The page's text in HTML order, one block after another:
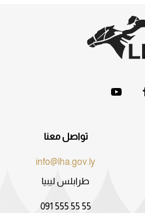
تواصل معنا
info@lha.gov.ly
طرابلس ليبيا
091 555 55 55